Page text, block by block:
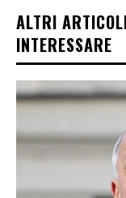
ALTRI
INTERESSARE